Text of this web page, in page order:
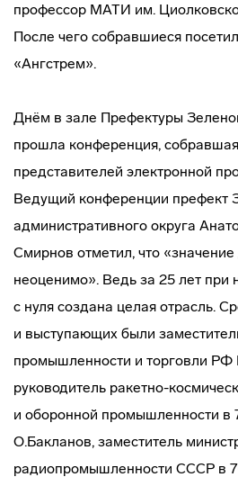
профессор МАТИ им.
После чего собравшиеся
«Ангстрем».
Днём в зале Префектуры
прошла конференция,
представителей электронной
Ведущий конференции префект
административного округа
Смирнов отметил, что
неоценимо». Ведь за 25 лет при
с нуля создана целая отрасль.
и выступающих были
промышленности и торговли
руководитель ракетно-
и оборонной промышленности в
О.Бакланов, заместитель
радиопромышленности СССР в